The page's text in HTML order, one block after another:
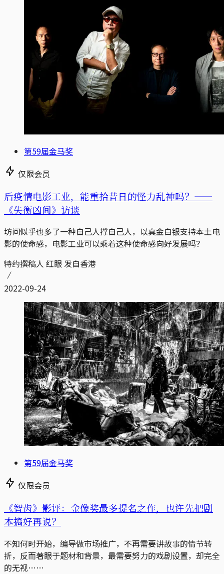
第59届金马奖
仅限会员
后疫情电影工业，能重拾昔日的怪力乱神吗？——
《失衡凶间》访谈
坊间似乎也多了一种自己人撑自己人，以真金白银支持本土电
影的使命感，电影工业可以乘着这种使命感向好发展吗？
特约撰稿人 红眼 发自香港
2022-09-24
第59届金马奖
仅限会员
《智齿》影评：金像奖最多提名之作，也许先把剧
本搞好再说？
不知何时开始，编导做市场推广，不再需要讲故事的情节转
折，反而著眼于题材和背景，最需要努力的戏剧设置，却完全
的无视……